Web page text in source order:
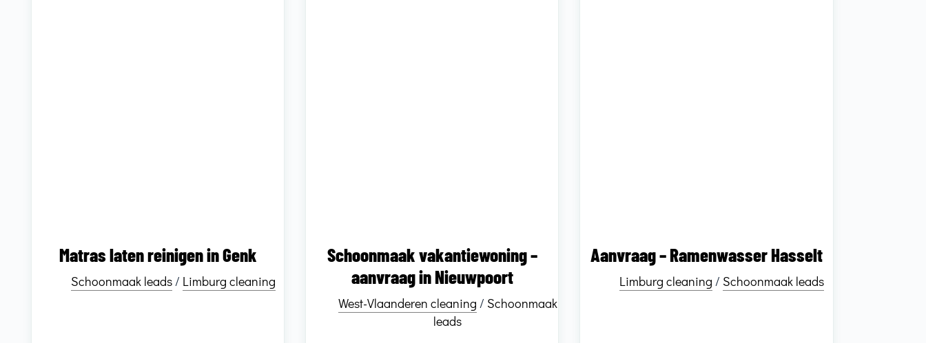
Matras laten reinigen in Genk
Schoonmaak leads/ Limburg cleaning
Schoonmaak vakantiewoning –
aanvraag in Nieuwpoort
West-Vlaanderen cleaning / Schoonmaak
leads
Aanvraag – Ramenwasser Hasselt
Limburg cleaning / Schoonmaak leads